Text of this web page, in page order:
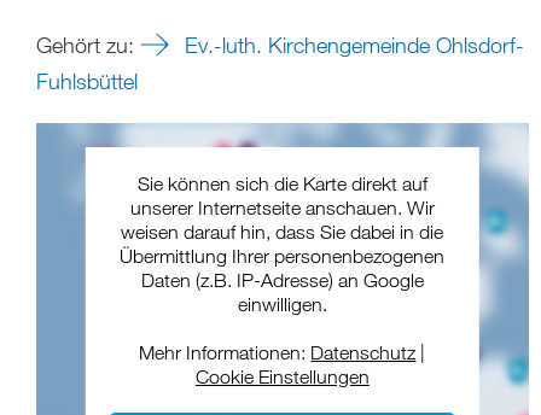
Gehört zu:
Ev.-luth. Kirchengemeinde Ohlsdorf-
Fuhlsbüttel
Sie können sich die Karte direkt auf
unserer Internetseite anschauen. Wir
weisen darauf hin, dass Sie dabei in die
Übermittlung Ihrer personenbezogenen
Daten (z.B. IP-Adresse) an Google
einwilligen.
Mehr Informationen: Datenschutz
Cookie Einstellungen